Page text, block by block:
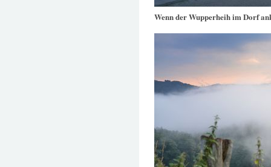
Wenn der Wupperheih im Dorf